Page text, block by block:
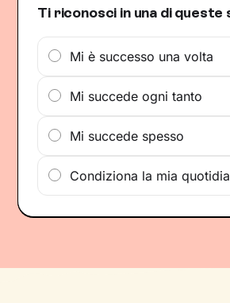
Ti riconosci in una di queste
Mi è successo una volta
Mi succede ogni tanto
Mi succede spesso
Condiziona la mia